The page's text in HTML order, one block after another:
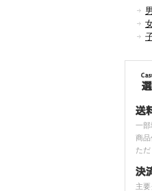
一部
商品
ただ
主